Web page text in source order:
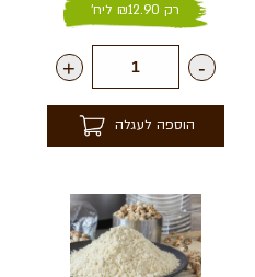
רק ₪12.90 ליח'
-
+
הוספה לעגלה